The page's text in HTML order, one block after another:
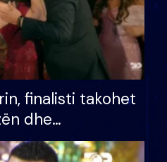
finalisti takohet
dhe
ndonjë letër